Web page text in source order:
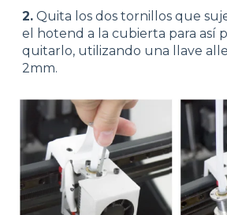
2. Quita los dos tornillos que
el hotend a la cubierta para así
quitarlo, utilizando una llave
2mm.